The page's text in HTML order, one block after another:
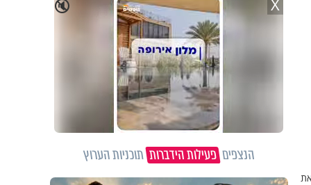
🔇 X
הנצפיםפעילות הידברותתוכניות הערוץ